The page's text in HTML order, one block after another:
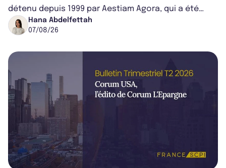
détenu depuis 1999 par Aestiam Agora, qui a été
cédé avec une plus-value...
Hana Abdelfettah
07/08/26